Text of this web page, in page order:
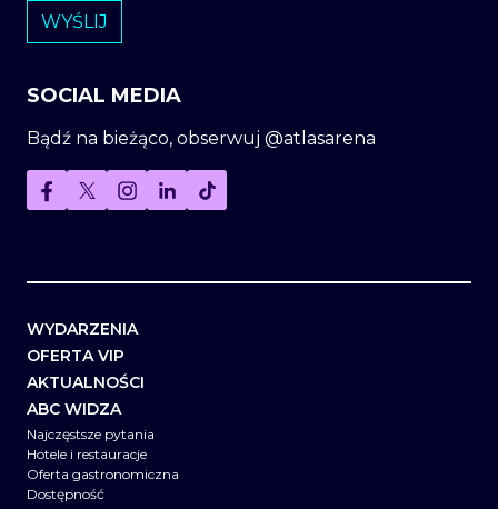
SOCIAL MEDIA
Bądź na bieżąco, obserwuj @atlasarena
WYDARZENIA
OFERTA VIP
AKTUALNOŚCI
ABC WIDZA
Najczęstsze pytania
Hotele i restauracje
Oferta gastronomiczna
Dostępność